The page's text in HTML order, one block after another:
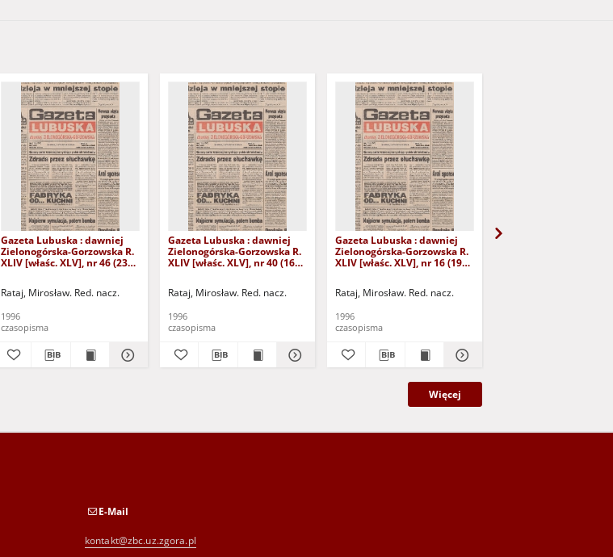
Gazeta Lubuska : dawniej
Zielonogórska-Gorzowska R.
XLIV [właśc. XLV], nr 46 (23
Rataj, Mirosław. Red. nacz.
1996
czasopisma
Gazeta Lubuska : dawniej
Zielonogórska-Gorzowska R.
XLIV [właśc. XLV], nr 40 (16
Rataj, Mirosław. Red. nacz.
1996
czasopisma
Gazeta Lubuska : dawniej
Zielonogórska-Gorzowska R.
XLIV [właśc. XLV], nr 16 (19
Rataj, Mirosław. Red. nacz.
1996
czasopisma
Więcej
E-Mail
kontakt@zbc.uz.zgora.pl